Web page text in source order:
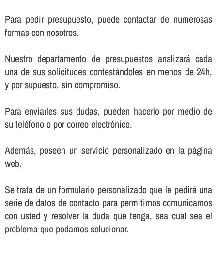
Para pedir presupuesto, puede contactar de numerosas
formas con nosotros.
Nuestro departamento de presupuestos analizará cada
una de sus solicitudes contestándoles en menos de 24h,
y por supuesto, sin compromiso.
Para enviarles sus dudas, pueden hacerlo por medio de
su teléfono o por correo electrónico.
Además, poseen un servicio personalizado en la página
web.
Se trata de un formulario personalizado que le pedirá una
serie de datos de contacto para permitirnos comunicarnos
con usted y resolver la duda que tenga, sea cual sea el
problema que podamos solucionar.